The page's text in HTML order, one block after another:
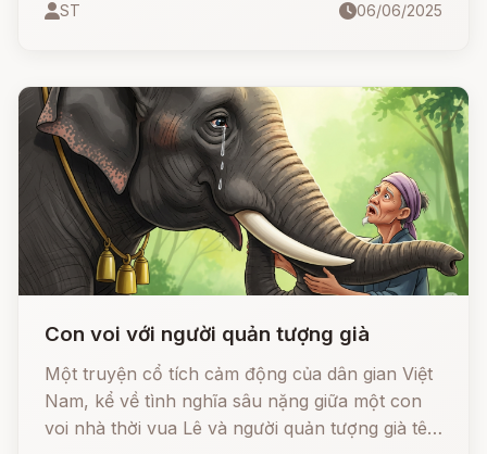
minh, nhanh trí và dũng cảm. Bằng trí tuệ và sự
những kẻ mạnh hơn như hổ hay cá sấu phải
"ngậm bồ hòn làm ngọt".
ST 06/06/2025
Con voi với người quản tượng già
Một truyện cổ tích cảm động của dân gian Việt
Nam, kể về tình nghĩa sâu nặng giữa một con
voi nhà thời vua Lê và người quản tượng già tên